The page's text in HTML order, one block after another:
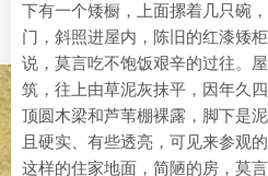
下有一个矮橱，上面摞着几只碗
门，斜照进屋内，陈旧的红漆矮
说，莫言吃不饱饭艰辛的过往。
筑，往上由草泥灰抹平，因年久
顶圆木梁和芦苇棚裸露，脚下是
且硬实、有些透亮，可见来参观
这样的住家地面，简陋的房，莫